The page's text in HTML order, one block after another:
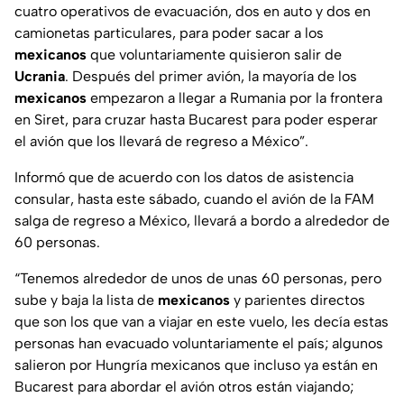
cuatro operativos de evacuación, dos en auto y dos en
camionetas particulares, para poder sacar a los
mexicanos que voluntariamente quisieron salir de
Ucrania. Después del primer avión, la mayoría de los
mexicanos empezaron a llegar a Rumania por la frontera
en Siret, para cruzar hasta Bucarest para poder esperar
el avión que los llevará de regreso a México”.
Informó que de acuerdo con los datos de asistencia
consular, hasta este sábado, cuando el avión de la FAM
salga de regreso a México, llevará a bordo a alrededor de
60 personas.
“Tenemos alrededor de unos de unas 60 personas, pero
sube y baja la lista de mexicanos y parientes directos
que son los que van a viajar en este vuelo, les decía estas
personas han evacuado voluntariamente el país; algunos
salieron por Hungría mexicanos que incluso ya están en
Bucarest para abordar el avión otros están viajando;